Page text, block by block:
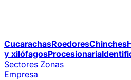
CucarachasRoedoresChinches
y xilófagosProcesionaria
Sectores Zonas
Empresa